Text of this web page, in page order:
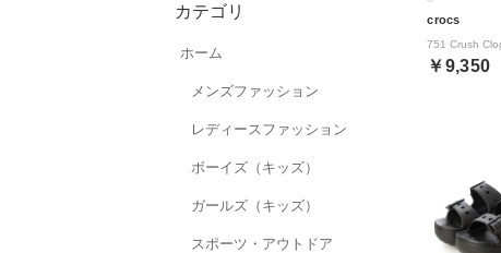
カテゴリ
ホーム
メンズファッション
レディースファッション
ボーイズ（キッズ）
ガールズ（キッズ）
スポーツ・アウトドア
crocs
￥9,350